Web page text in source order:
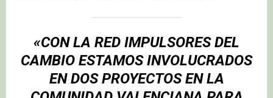
«CON LA RED IMPULSORES DEL
CAMBIO ESTAMOS INVOLUCRADOS
EN DOS PROYECTOS EN LA